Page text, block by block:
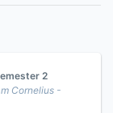
2
Cornelius -